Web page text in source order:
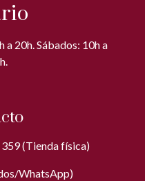
a 20h. Sábados: 10h a
(Tienda física)
WhatsApp)